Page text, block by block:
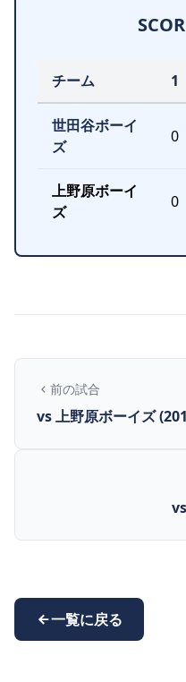
チーム 1
世田谷ボーイ
ズ
0
上野原ボーイ
ズ
0
前の試合
vs 上野原ボーイズ
一覧に戻る